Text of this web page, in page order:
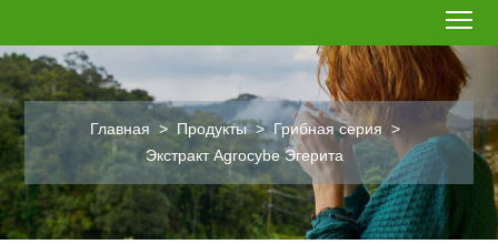
Главная > Продукты > Грибная серия >
Экстракт Agrocybe Эгерита